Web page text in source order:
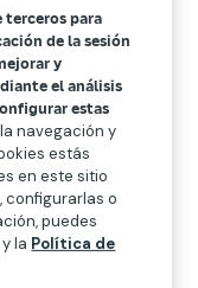
se
aunque
creciendo
ritmos
ciertos
limitan su
terceros para
de la sesión
y
el análisis
estas
navegación y
estás
en este sitio
configurarlas o
puedes
y la Política de